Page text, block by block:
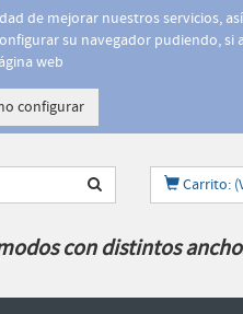
de mejorar nuestros servicios,
su navegador pudiendo,
web
configurar
Carrito:
con distintos